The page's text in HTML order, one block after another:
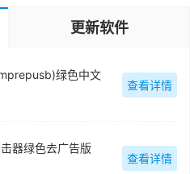
更新软件
绿色中文
查看详情
器绿色去广告版
查看详情